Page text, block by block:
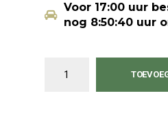
Voor 17:00 uur
nog 8:50:39uur